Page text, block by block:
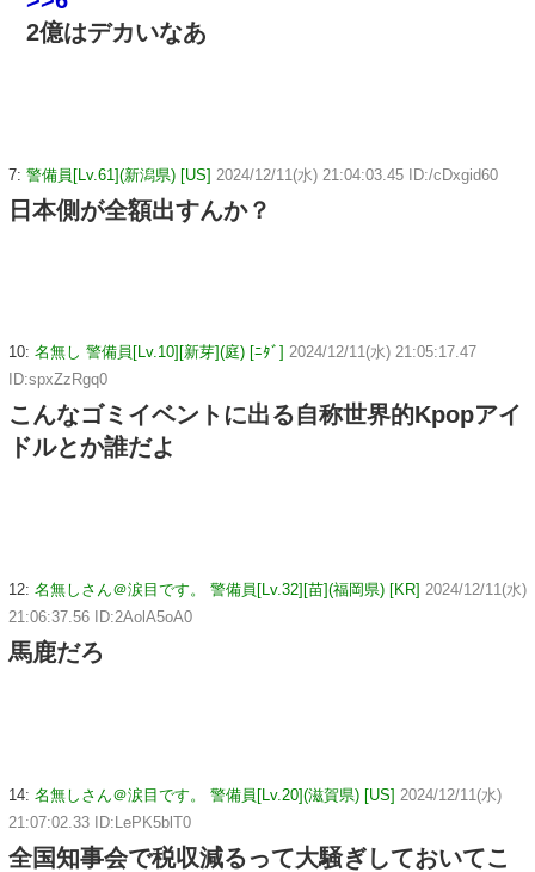
2億はデカいなあ
7: 警備員[Lv.61](新潟県) [US] 2024/12/11(水) 21:04:03.45 ID:/cDxgid60
日本側が全額出すんか？
10: 名無し 警備員[Lv.10][新芽](庭) [ﾆﾀﾞ] 2024/12/11(水) 21:05:17.47
ID:spxZzRgq0
こんなゴミイベントに出る自称世界的Kpopアイ
ドルとか誰だよ
12: 名無しさん＠涙目です。 警備員[Lv.32][苗](福岡県) [KR] 2024/12/11(水)
21:06:37.56 ID:2AolA5oA0
馬鹿だろ
14: 名無しさん＠涙目です。 警備員[Lv.20](滋賀県) [US] 2024/12/11(水)
21:07:02.33 ID:LePK5blT0
全国知事会で税収減るって大騒ぎしておいてこ